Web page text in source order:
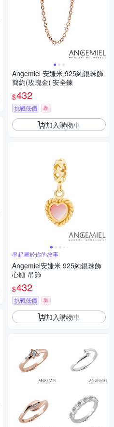
Angemiel 安婕米 925純銀珠飾
簡約(玫瑰金) 安全鍊
$432
挑戰低價 券
加入購物車
串起屬於你的故事
Angemiel安婕米 925純銀珠飾
心願 吊飾
$432
挑戰低價 券
加入購物車